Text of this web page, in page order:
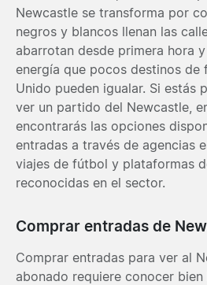
Newcastle se transforma por
negros y blancos llenan las
abarrotan desde primera hora
energía que pocos destinos de
Unido pueden igualar. Si estás
ver un partido del Newcastle,
encontrarás las opciones
entradas a través de agencias
viajes de fútbol y plataformas
reconocidas en el sector.
Comprar entradas de
Comprar entradas para ver al
abonado requiere conocer bien